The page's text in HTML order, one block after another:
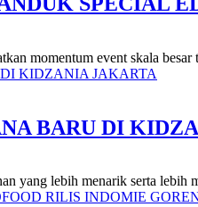
momentum event skala
BARU DI
yang lebih menarik serta